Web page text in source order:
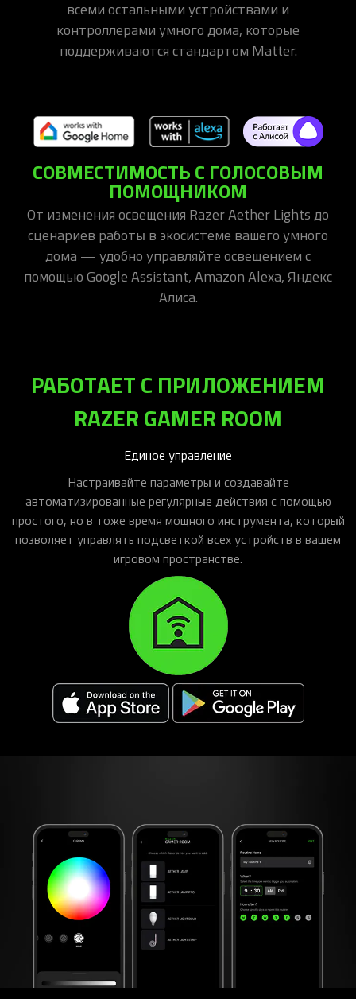
всеми остальными устройствами и
контроллерами умного дома, которые
поддерживаются стандартом Matter.
СОВМЕСТИМОСТЬ С ГОЛОСОВЫМ
ПОМОЩНИКОМ
От изменения освещения Razer Aether Lights до
сценариев работы в экосистеме вашего умного
дома — удобно управляйте освещением с
помощью Google Assistant, Amazon Alexa, Яндекс
Алиса.
РАБОТАЕТ С ПРИЛОЖЕНИЕМ
RAZER GAMER ROOM
Единое управление
Настраивайте параметры и создавайте
автоматизированные регулярные действия с помощью
простого, но в тоже время мощного инструмента, который
позволяет управлять подсветкой всех устройств в вашем
игровом пространстве.